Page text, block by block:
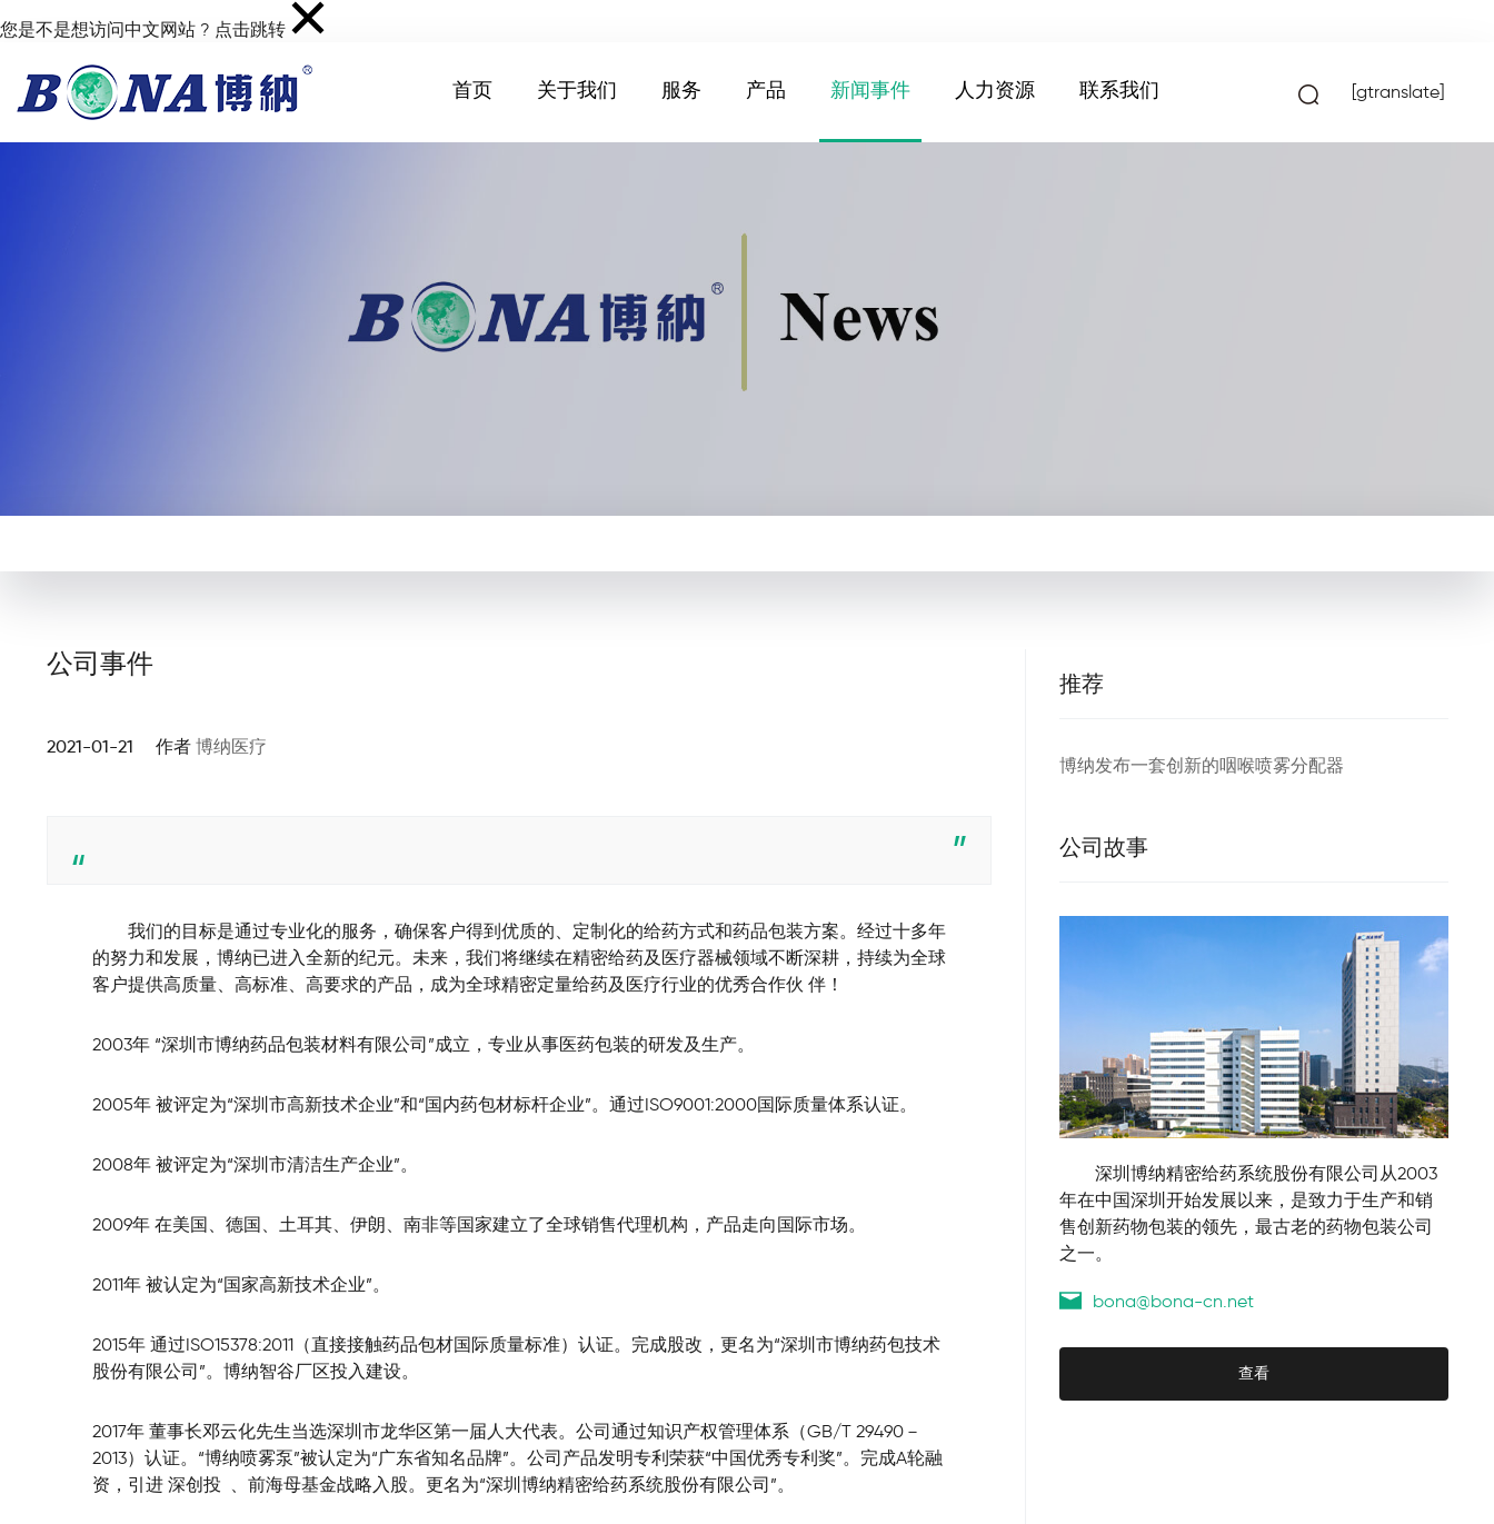
您是不是想访问中文网站 ? 点击跳转
首页 关于我们 服务 产品 新闻事件 人力资源 联系我们 [gtranslate]
公司事件
2021-01-21 作者 博纳医疗
我们的目标是通过专业化的服务，确保客户得到优质的、定制化的给药方式和药品包装方案。经过十多年
的努力和发展，博纳已进入全新的纪元。未来，我们将继续在精密给药及医疗器械领域不断深耕，持续为全球
客户提供高质量、高标准、高要求的产品，成为全球精密定量给药及医疗行业的优秀合作伙 伴！
2003年 “深圳市博纳药品包装材料有限公司”成立，专业从事医药包装的研发及生产。
2005年 被评定为“深圳市高新技术企业”和“国内药包材标杆企业”。通过ISO9001:2000国际质量体系认证。
2008年 被评定为“深圳市清洁生产企业”。
2009年 在美国、德国、土耳其、伊朗、南非等国家建立了全球销售代理机构，产品走向国际市场。
2011年 被认定为“国家高新技术企业”。
2015年 通过ISO15378:2011（直接接触药品包材国际质量标准）认证。完成股改，更名为“深圳市博纳药包技术
股份有限公司”。博纳智谷厂区投入建设。
2017年 董事长邓云化先生当选深圳市龙华区第一届人大代表。公司通过知识产权管理体系（GB/T 29490－
2013）认证。“博纳喷雾泵”被认定为“广东省知名品牌”。公司产品发明专利荣获“中国优秀专利奖”。完成A轮融
资，引进 深创投  、前海母基金战略入股。更名为“深圳博纳精密给药系统股份有限公司”。
推荐
博纳发布一套创新的咽喉喷雾分配器
公司故事
年在中国深圳开始发展以来，是致力于生产和销
售创新药物包装的领先，最古老的药物包装公司
之一。
bona@bona-cn.net
查看